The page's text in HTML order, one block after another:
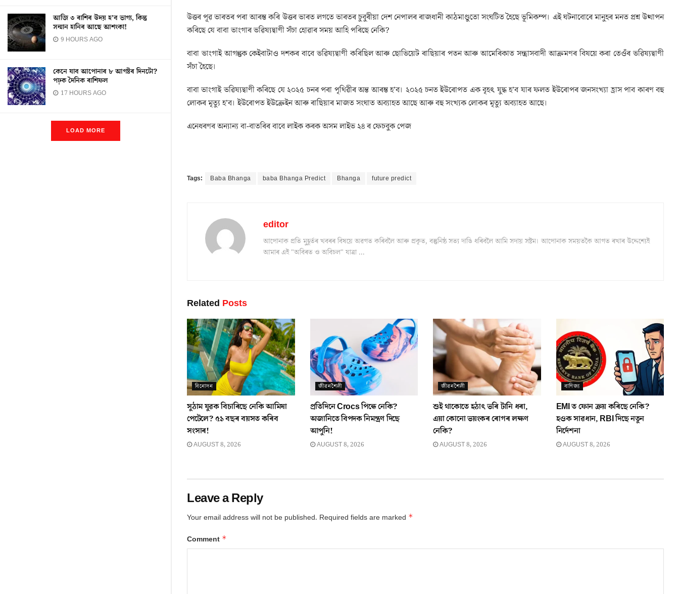
আজি ৩ ৰাশিৰ উদয় হ’ব ভাগ্য, কিন্তু
সন্মান হানিৰ আছে আশংকা!
9 HOURS AGO
কেনে যাব আপোনাৰ ৮ আগষ্টৰ দিনটো?
পঢ়ক দৈনিক ৰাশিফল
17 HOURS AGO
LOAD MORE
উত্তৰ পূৱ ভাৰতৰ পৰা আৰম্ভ কৰি উত্তৰ ভাৰত লগতে ভাৰতৰ চুবুৰীয়া দেশ নেপালৰ ৰাজধানী কাঠমাণ্ডুতো সংঘটিত হৈছে ভূমিকম্প। এই ঘটনাবোৰে মানুহৰ মনত প্ৰশ্ন উত্থাপন
কৰিছে যে বাবা ভাংগাৰ ভৱিষ্যদ্বাণী সঁচা হোৱাৰ সময় আহি পৰিছে নেকি?
বাবা ভাংগাই আগন্তুক কেইবাটাও দশকৰ বাবে ভৱিষ্যদ্বাণী কৰিছিল আৰু ছোভিয়েট ৰাছিয়াৰ পতন আৰু আমেৰিকাত সন্ত্ৰাসবাদী আক্ৰমণৰ বিষয়ে কৰা তেওঁৰ ভৱিষ্যদ্বাণী
সঁচা হৈছে।
বাবা ভাংগাই ভৱিষ্যদ্বাণী কৰিছে যে ২০২৫ চনৰ পৰা পৃথিৱীৰ অন্ত আৰম্ভ হ’ব। ২০২৫ চনত ইউৰোপত এক বৃহৎ যুদ্ধ হ’ব যাৰ ফলত ইউৰোপৰ জনসংখ্যা হ্ৰাস পাব কাৰণ বহু
লোকৰ মৃত্যু হ’ব। ইউৰোপত ইউক্ৰেইন আৰু ৰাছিয়াৰ মাজত সংঘাত অব্যাহত আছে আৰু বহু সংখ্যক লোকৰ মৃত্যু অব্যাহত আছে।
এনেধৰণৰ অন্যান্য বা-বাতৰিৰ বাবে লাইক কৰক অসম লাইভ ২৪ ৰ ফেচবুক পেজ
Tags: Baba Bhanga baba Bhanga Predict Bhanga future predict
editor
আপোনাক প্ৰতি মুহূৰ্তৰ খবৰৰ বিষয়ে অৱগত কৰিবলৈ আৰু প্ৰকৃত, বস্তুনিষ্ঠ সত্য দাঙি ধৰিবলৈ আমি সদায় সষ্টম। আপোনাক সময়তকৈ আগত ৰখাৰ উদ্দেশ্যেই
আমাৰ এই "অবিৰত ও অবিচল" যাত্ৰা ...
Related Posts
বিনোদন
সুঠাম যুৱক বিচাৰিছে নেকি আমিষা
পেটেলে? ৫১ বছৰ বয়সত কৰিব
সংসাৰ!
AUGUST 8, 2026
জীৱনশৈলী
প্ৰতিদিনে Crocs পিন্ধে নেকি?
অজানিতে বিপদক নিমন্ত্ৰণ দিছে
আপুনি!
AUGUST 8, 2026
জীৱনশৈলী
শুই থাকোতে হঠাৎ ভৰি টানি ধৰা,
এয়া কোনো ভয়ংকৰ ৰোগৰ লক্ষণ
নেকি?
AUGUST 8, 2026
বাণিজ্য
EMI ত ফোন ক্ৰয় কৰিছে নেকি?
হওক সাৱধান, RBI দিছে নতুন
নিৰ্দেশনা
AUGUST 8, 2026
Leave a Reply
Your email address will not be published. Required fields are marked *
Comment *